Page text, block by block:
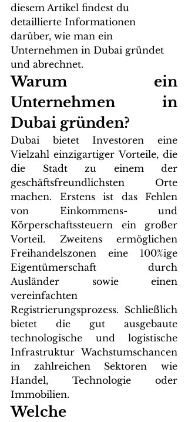
diesem Artikel findest du
detaillierte Informationen
darüber, wie man ein
Unternehmen in Dubai gründet
und abrechnet.
Warum ein
Unternehmen in
Dubai gründen?
Dubai bietet Investoren eine
Vielzahl einzigartiger Vorteile, die
die Stadt zu einem der
geschäftsfreundlichsten Orte
machen. Erstens ist das Fehlen
von Einkommens- und
Körperschaftssteuern ein großer
Vorteil. Zweitens ermöglichen
Freihandelszonen eine 100%ige
Eigentümerschaft durch
Ausländer sowie einen
vereinfachten
Registrierungsprozess. Schließlich
bietet die gut ausgebaute
technologische und logistische
Infrastruktur Wachstumschancen
in zahlreichen Sektoren wie
Handel, Technologie oder
Immobilien.
Welche